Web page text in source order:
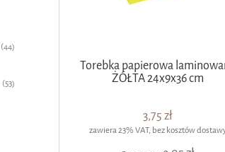
(44)
(53)
Torebka papierowa
ŻÓŁTA 24x9x36 cm
3,75 zł
zawiera 23% VAT, bez kosztów